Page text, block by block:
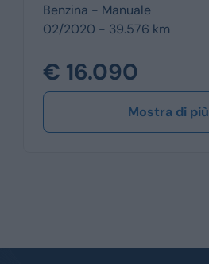
Benzina - Manuale
02/2020 - 39.576 km
€ 16.090
Mostra di più